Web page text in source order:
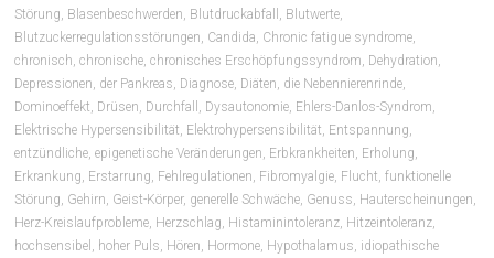
Störung Blasenbeschwerden Blutdruckabfall Blutwerte
Blutzuckerregulationsstörungen Candida Chronic fatigue syndrome
chronisch ,chronische ,chronisches Erschöpfungssyndrom Dehydration
Depressionen der Pankreas Diagnose Diäten die Nebennierenrinde
Dominoeffekt Drüsen Durchfall Dysautonomie Ehlers-Danlos-Syndrom
Elektrische Hypersensibilität Elektrohypersensibilität Entspannung
entzündliche ,epigenetische Veränderungen Erbkrankheiten Erholung
Erkrankung Erstarrung Fehlregulationen Fibromyalgie Flucht ,funktionelle
Störung Gehirn Geist-Körper, generelle Schwäche Genuss Hauterscheinungen
Herz-Kreislaufprobleme Herzschlag Histaminintoleranz Hitzeintoleranz
hochsensibel
hoher Puls Hören Hormone Hypothalamus idiopathische